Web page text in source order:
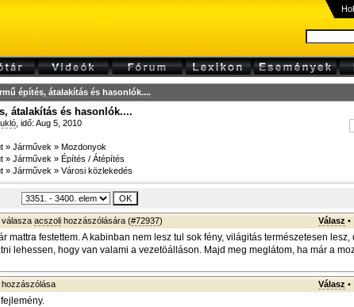
építés, átalakítás és hasonlók....
átalakítás és hasonlók....
, idő: Aug 5, 2010
» Járművek » Mozdonyok
» Járművek » Építés / Átépítés
» Járművek » Városi közlekedés
válasza acszoli hozzászólására (#72937) Válasz •
mattra festettem. A kabinban nem lesz tul sok fény, világitás természetesen
lehessen, hogy van valami a vezetöálláson. Majd meg meglátom, ha már a
hozzászólása Válasz •